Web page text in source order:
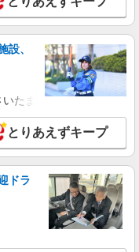
詳細を見る
で見守り・食事配膳など
＜日払い有/週払い有/交
む)＞
詳細を見る
設、
たま市岩槻区・久喜市・
とりあえずキープ
ドラ